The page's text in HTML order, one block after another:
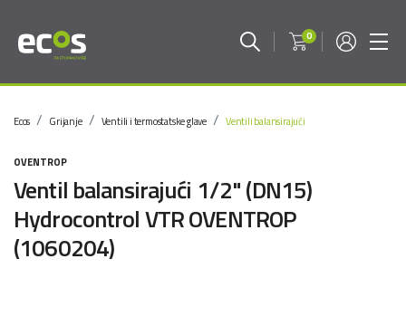
0
Ecos Grijanje Ventili i termostatske glave Ventili balansirajući
OVENTROP
Ventil balansirajući 1/2" (DN15)
Hydrocontrol VTR OVENTROP
(1060204)